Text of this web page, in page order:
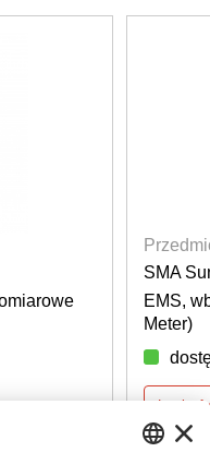
SMA
EMS,
Meter)
Login